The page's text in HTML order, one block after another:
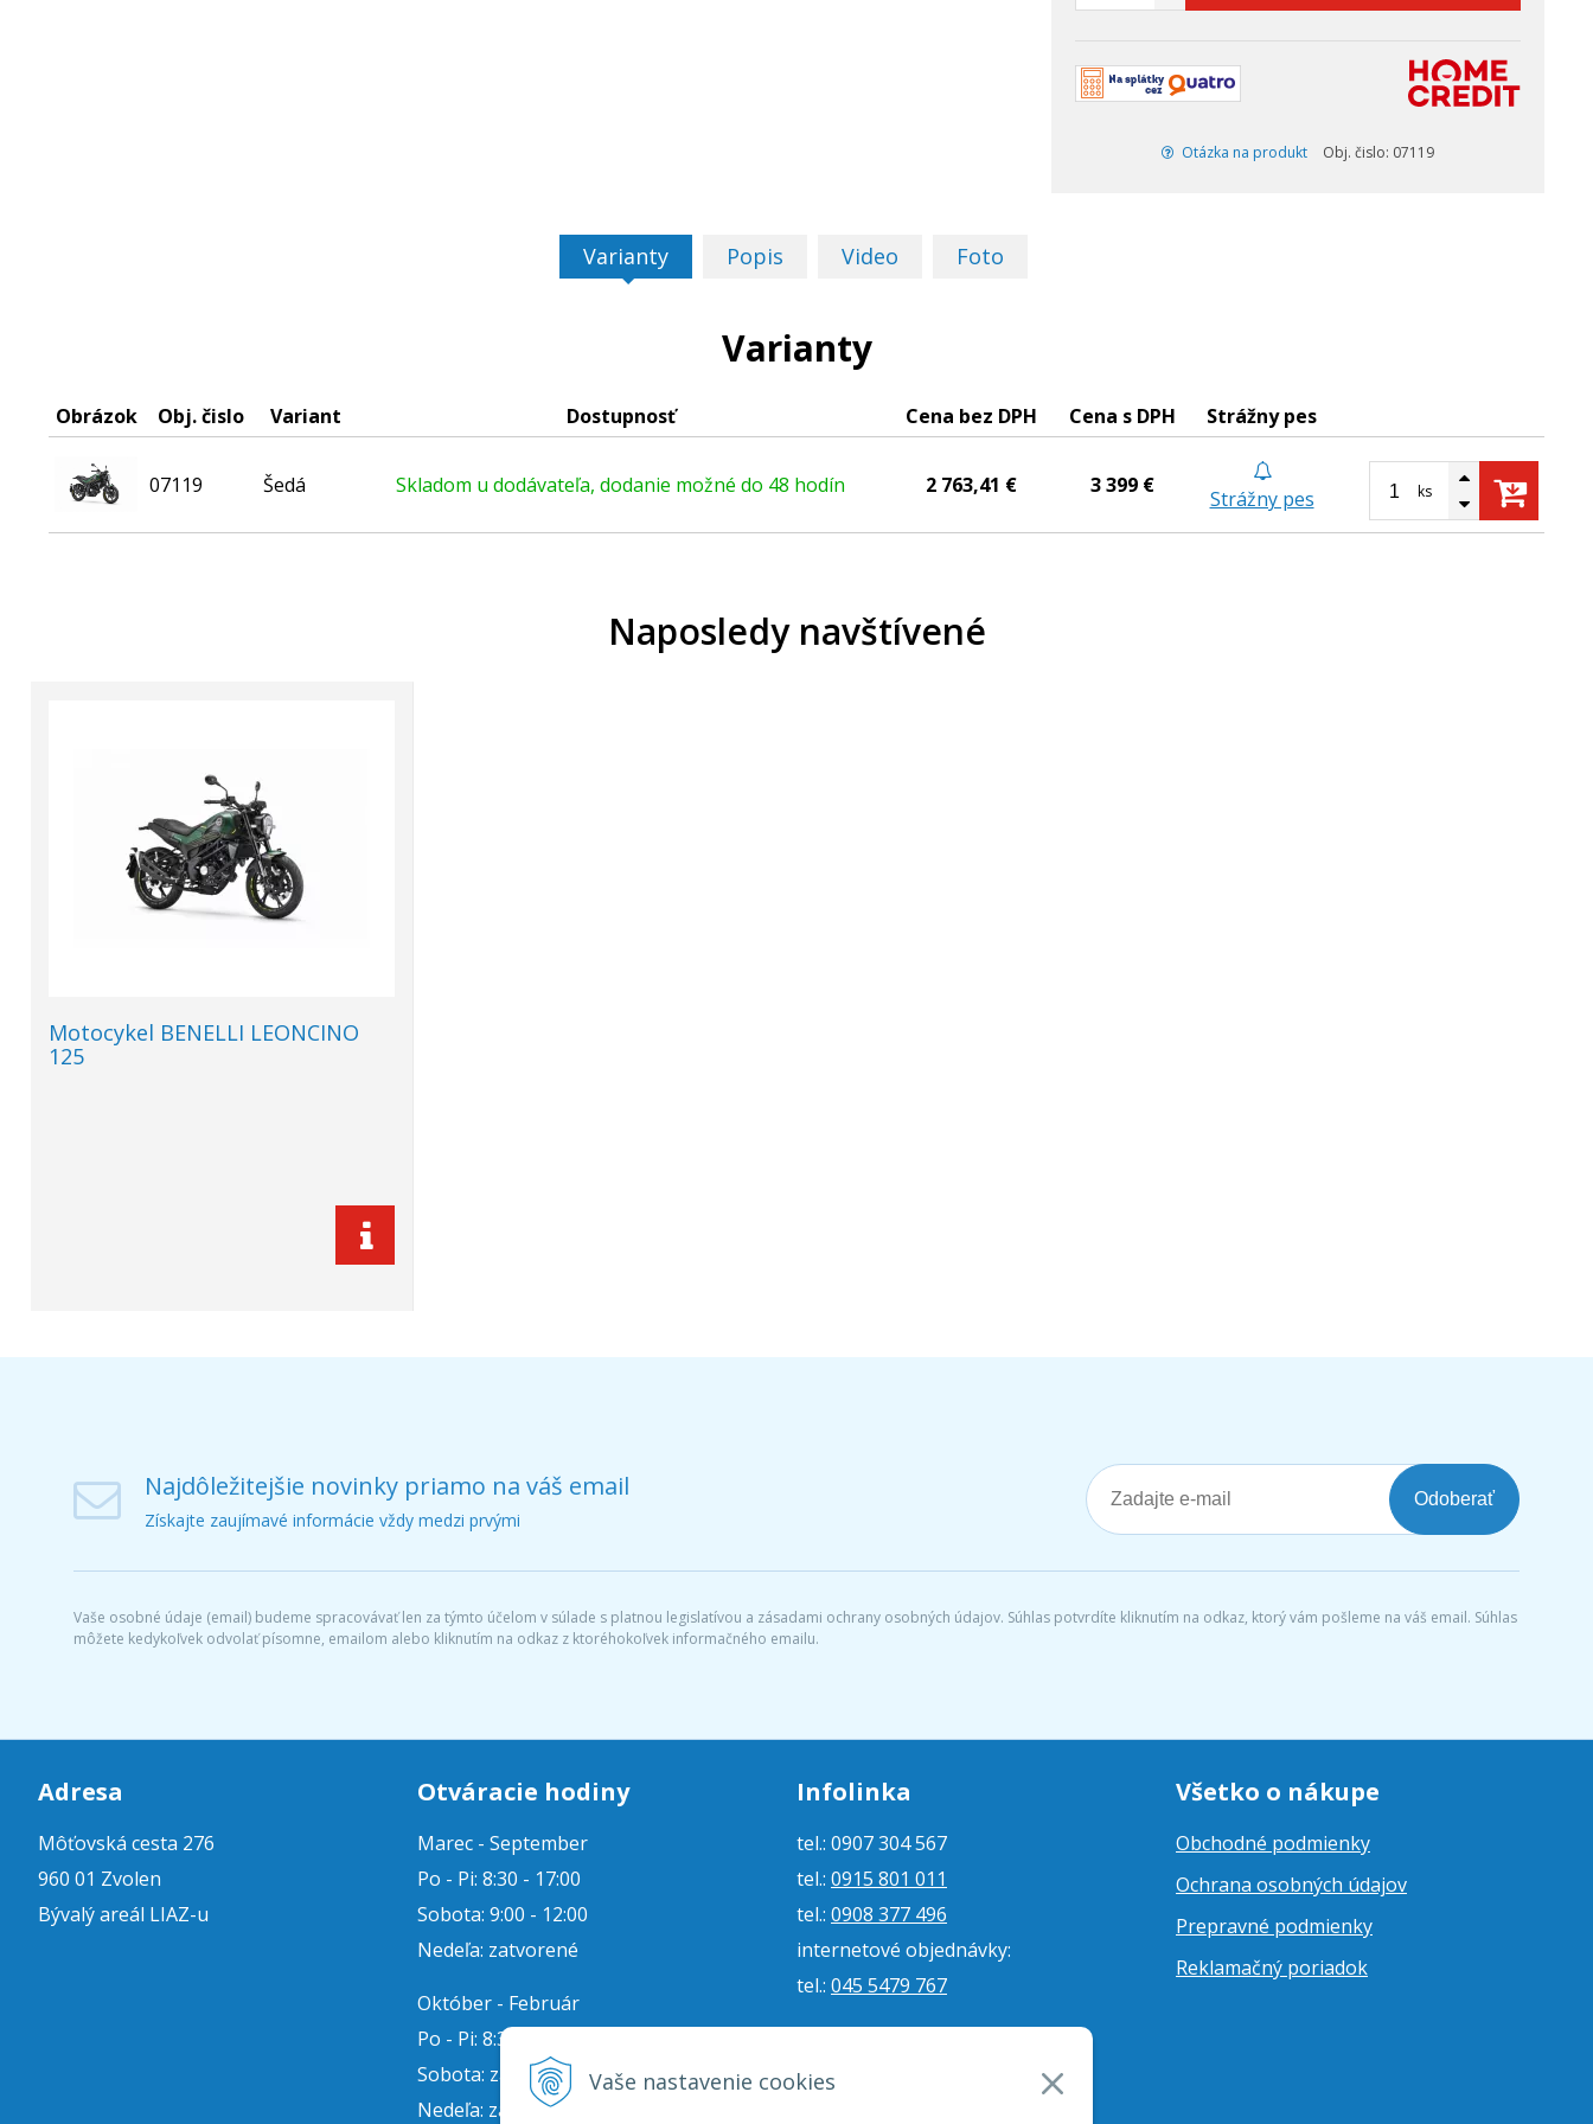
Vaše nastavenie cookies
Otázka na produkt Obj. čislo: 07119
Varianty Popis Video Foto
Varianty
Obrázok Obj. čislo Variant Dostupnosť Cena bez DPH Cena s DPH Strážny pes
07119 Šedá Skladom u dodávateľa, dodanie možné do 48 hodín 2 763,41 € 3 399 €
Strážny pes ks
Naposledy navštívené
Motocykel BENELLI LEONCINO
125
Najdôležitejšie novinky priamo na váš email
Získajte zaujímavé informácie vždy medzi prvými
Odoberať
Vaše osobné údaje (email) budeme spracovávať len za týmto účelom v súlade s platnou legislatívou a zásadami ochrany osobných údajov. Súhlas potvrdíte kliknutím na odkaz, ktorý vám pošleme na váš email. Súhlas
môžete kedykoľvek odvolať písomne, emailom alebo kliknutím na odkaz z ktoréhokoľvek informačného emailu.
Adresa
Môťovská cesta 276
960 01 Zvolen
Bývalý areál LIAZ-u
Otváracie hodiny
Marec - September
Po - Pi: 8:30 - 17:00
Sobota: 9:00 - 12:00
Nedeľa: zatvorené
Október - Február
Po - Pi: 8:30 - 16:00
Sobota: zatvorené
Nedeľa: zatvorené
Infolinka
tel.: 0907 304 567
tel.: 0915 801 011
tel.: 0908 377 496
internetové objednávky:
tel.: 045 5479 767
internetové objednávky:
Všetko o nákupe
Obchodné podmienky
Ochrana osobných údajov
Prepravné podmienky
Reklamačný poriadok